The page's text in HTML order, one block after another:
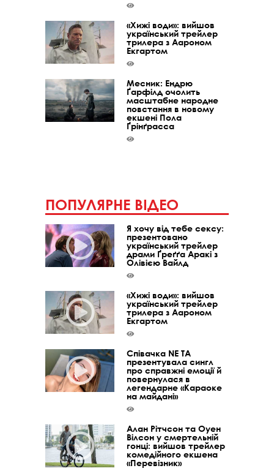
«Хижі води»: вийшов
український трейлер
трилера з Аароном
Екгартом
Месник: Ендрю
Ґарфілд очолить
масштабне народне
повстання в новому
екшені Пола
Ґрінґрасса
ПОПУЛЯРНЕ ВІДЕО
Я хочу від тебе сексу:
презентовано
український трейлер
драми Ґреґґа Аракі з
Олівією Вайлд
«Хижі води»: вийшов
український трейлер
трилера з Аароном
Екгартом
Співачка NE TA
презентувала сингл
про справжні емоції й
повернулася в
легендарне «Караоке
на майдані»
Алан Рітчсон та Оуен
Вілсон у смертельній
гонці: вийшов трейлер
комедійного екшена
«Перевізник»